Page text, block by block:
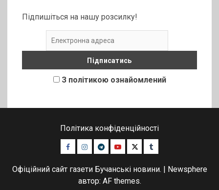
Підпишіться на нашу розсилку!
З політикою ознайомлений
Політика конфіденційності
Facebook
Instagram
TelegramYoutubeTwitterTumblr
Офіційний сайт газети Бучанські новини.
Newsphere
автор: AF themes.